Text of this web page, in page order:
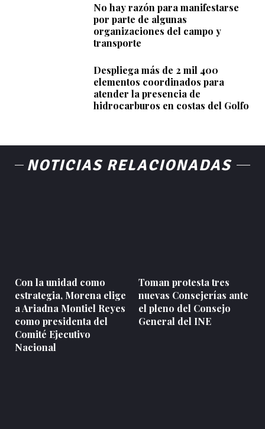
No hay razón para manifestarse
por parte de algunas
organizaciones del campo y
transporte
Despliega más de 2 mil 400
elementos coordinados para
atender la presencia de
hidrocarburos en costas del Golfo
NOTICIAS RELACIONADAS
Con la unidad como
estrategia, Morena elige
a Ariadna Montiel Reyes
como presidenta del
Comité Ejecutivo
Nacional
Toman protesta tres
nuevas Consejerías ante
el pleno del Consejo
General del INE